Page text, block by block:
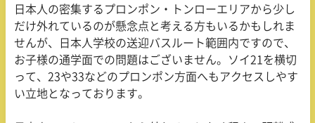
日本人の密集するプロンポン・トンローエリアから少し
だけ外れているのが懸念点と考える方もいるかもしれま
せんが、日本人学校の送迎バスルート範囲内ですので、
お子様の通学面での問題はございません。ソイ21を横切
って、23や33などのプロンポン方面へもアクセスしやす
い立地となっております。